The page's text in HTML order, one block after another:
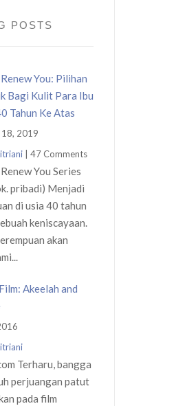
POSTS
You: Pilihan
Bagi Kulit Para Ibu
Tahun Ke Atas
2019
| 47 Comments
You Series
pribadi) Menjadi
di usia 40 tahun
keniscayaan.
akan
Akeelah and
Terharu, bangga
perjuangan patut
pada film